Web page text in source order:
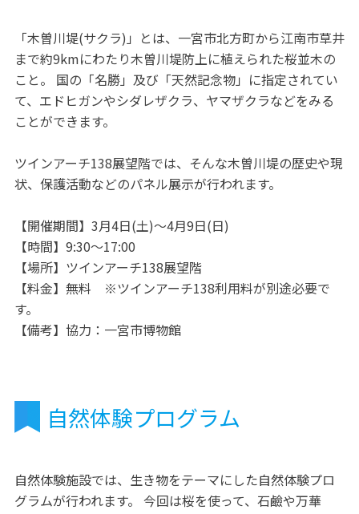
「木曽川堤(サクラ)」とは、一宮市北方町から江南市草井
まで約9kmにわたり木曽川堤防上に植えられた桜並木の
こと。 国の「名勝」及び「天然記念物」に指定されてい
て、エドヒガンやシダレザクラ、ヤマザクラなどをみる
ことができます。
ツインアーチ138展望階では、そんな木曽川堤の歴史や現
状、保護活動などのパネル展示が行われます。
【開催期間】3月4日(土)～4月9日(日)
【時間】9:30～17:00
【場所】ツインアーチ138展望階
【料金】無料 ※ツインアーチ138利用料が別途必要で
す。
【備考】協力：一宮市博物館
自然体験プログラム
自然体験施設では、生き物をテーマにした自然体験プロ
グラムが行われます。 今回は桜を使って、石鹼や万華